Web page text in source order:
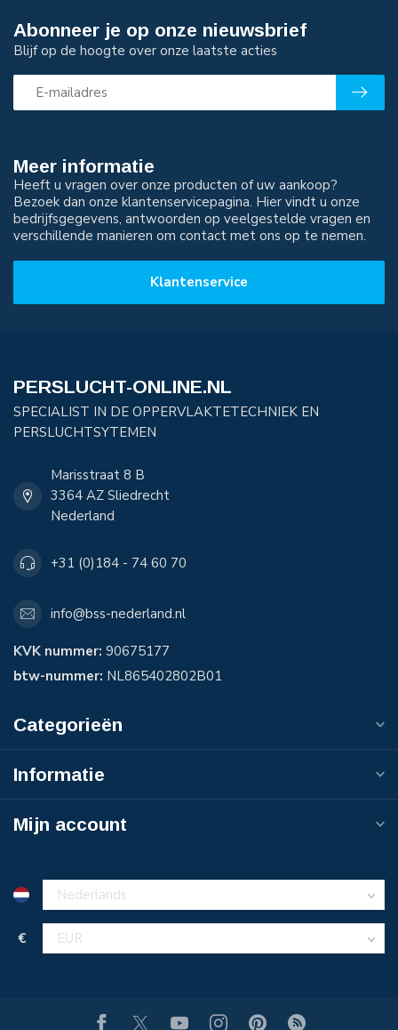
Meer informatie
Heeft u vragen over onze producten of uw aankoop?
Bezoek dan onze klantenservicepagina. Hier vindt u onze
bedrijfsgegevens, antwoorden op veelgestelde vragen en
verschillende manieren om contact met ons op te nemen.
Klantenservice
Abonneer je op onze nieuwsbrief
Blijf op de hoogte over onze laatste acties
PERSLUCHT-ONLINE.NL
SPECIALIST IN DE OPPERVLAKTETECHNIEK EN
PERSLUCHTSYTEMEN
Marisstraat 8 B
3364 AZ Sliedrecht
Nederland
+31 (0)184 - 74 60 70
info@bss-nederland.nl
KVK nummer: 90675177
btw-nummer: NL865402802B01
Categorieën
Informatie
Mijn account
€